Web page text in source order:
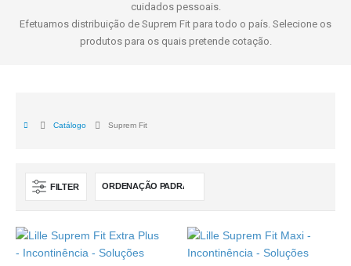
cuidados pessoais.
Efetuamos distribuição de Suprem Fit para todo o país. Selecione os
produtos para os quais pretende cotação.
Catálogo Suprem Fit
FILTER